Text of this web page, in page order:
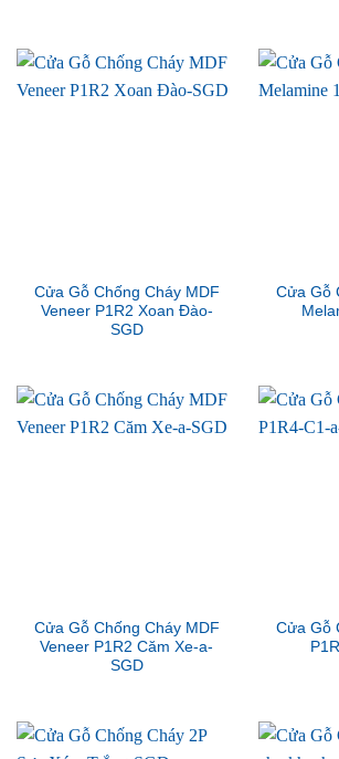
Cửa Gỗ Chống Cháy MDF
Veneer P1R2 Xoan Đào-
SGD
Cửa Gỗ
Cửa Gỗ Chống Cháy MDF
Veneer P1R2 Căm Xe-a-
SGD
Cửa Gỗ